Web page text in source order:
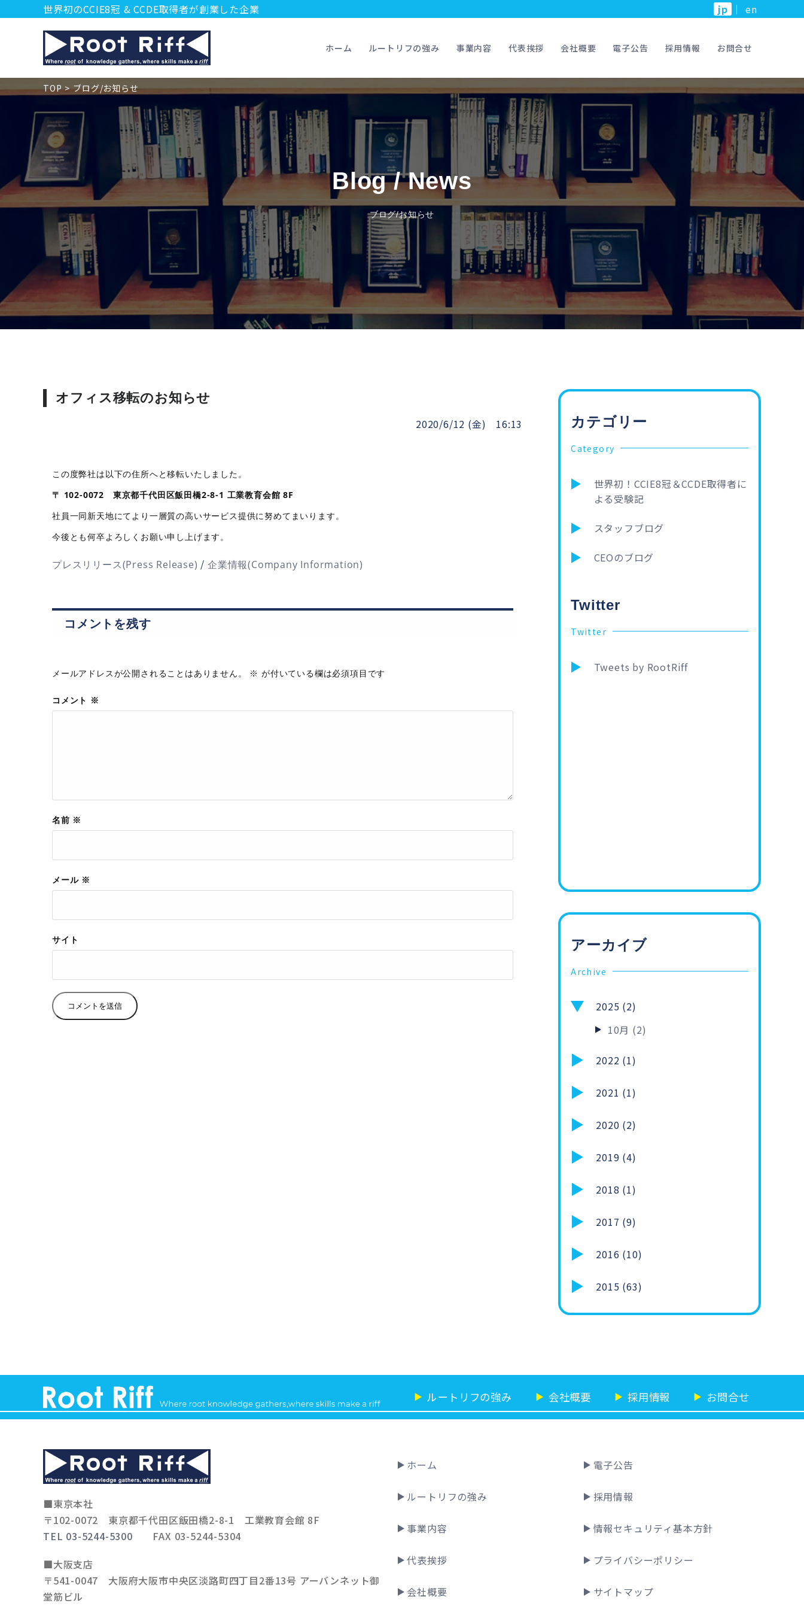
世界初のCCIE8冠 & CCDE取得者が創業した企業 jp ｜ en
ホーム ルートリフの強み 事業内容 代表挨拶 会社概要 電子公告 採用情報 お問合せ
TOP ブログ/お知らせ
Blog / News
ブログ/お知らせ
オフィス移転のお知らせ
2020/6/12 (金) 16:13
この度弊社は以下の住所へと移転いたしました。
〒 102-0072 東京都千代田区飯田橋2-8-1 工業教育会館 8F
社員一同新天地にてより一層質の高いサービス提供に努めてまいります。
今後とも何卒よろしくお願い申し上げます。
プレスリリース(Press Release) /企業情報(Company Information)
コメントを残す
メールアドレスが公開されることはありません。 ※ が付いている欄は必須項目です
コメント ※
名前 ※
メール ※
サイト
カテゴリー
Category
世界初！CCIE8冠＆CCDE取得者に
よる受験記
スタッフブログ
CEOのブログ
Twitter
Twitter
Tweets by RootRiff
アーカイブ
Archive
2025 (2)
10月 (2)
2022 (1)
2021 (1)
2020 (2)
2019 (4)
2018 (1)
2017 (9)
2016 (10)
2015 (63)
▶ ルートリフの強み ▶ 会社概要 ▶ 採用情報 ▶ お問合せ
■東京本社
〒102-0072
東京都千代田区飯田橋2-8-1 工業教育会館 8F
TEL 03-5244-5300
FAX 03-5244-5304
■大阪支店
〒541-0047
大阪府大阪市中央区淡路町四丁目2番13号 アーバンネット御
堂筋ビル
ホーム
ルートリフの強み
事業内容
代表挨拶
会社概要
電子公告
採用情報
情報セキュリティ基本方針
プライバシーポリシー
サイトマップ